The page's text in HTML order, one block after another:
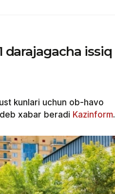
darajagacha issiq
kunlari uchun ob-havo
deb xabar beradi Kazinform.